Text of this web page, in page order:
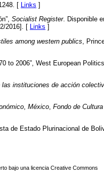
[ Links ]
Socialist Register. Disponible
2016]. [ Links ]
among western publics ,
to 2006”, West European
instituciones de acción
, México, Fondo de
de Estado Plurinacional de
bajo una licencia Creative Commons